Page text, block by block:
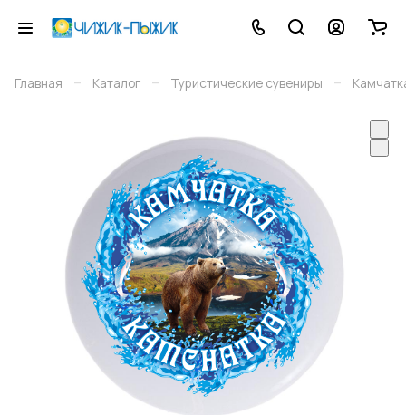
Главная – Каталог – Туристические сувениры –